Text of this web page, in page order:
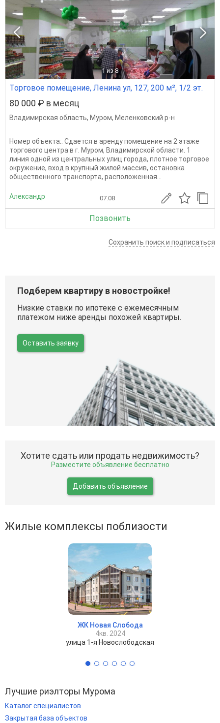
1 из 8
Торговое помещение, Ленина ул, 127, 200 м², 1/2 эт.
80 000 ₽ в месяц
Владимирская область, Муром, Меленковский р-н
Номер объекта:. Сдается в аренду помещение на 2 этаже
торгового центра в г. Муром, Владимирской области. 1
линия одной из центральных улиц города, плотное торговое
окружение, вход в крупный жилой массив, остановка
общественного транспорта, расположенная...
Александр 07.08
Позвонить
Сохранить поиск и подписаться
Подберем квартиру в новостройке!
Низкие ставки по ипотеке с ежемесячным
платежом ниже аренды похожей квартиры.
Оставить заявку
Хотите сдать или продать недвижимость?
Разместите объявление бесплатно
Добавить объявление
Жилые комплексы поблизости
ЖК Новая Слобода
4кв. 2024
улица 1-я Новослободская
Лучшие риэлторы Мурома
Каталог специалистов
Закрытая база объектов